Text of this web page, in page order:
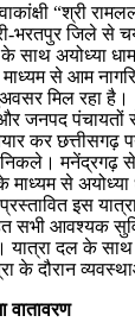
“श्री
भरतपुर जिले से
साथ अयोध्या
से आम
मिल रहा है।
जनपद पंचायतों
कर छत्तीसगढ़
निकले। मनेंद्रगढ़
माध्यम से
इस
सभी आवश्यक
यात्रा दल के
के दौरान